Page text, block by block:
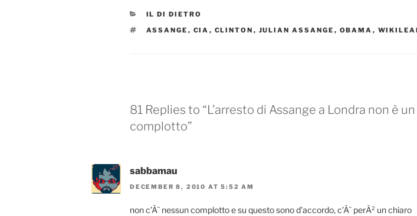
CATEGORIES
IL DI DIETRO
TAGS
ASSANGE , CIA , CLINTON , JULIAN ASSANGE , OBAMA ,
81 Replies to “L’arresto di Assange a Londra non è un
complotto”
sabbamau
DECEMBER 8, 2010 AT 5:52 AM
non c’Ã¨ nessun complotto e su questo sono d’accordo, c’Ã¨ perÃ² un chiaro